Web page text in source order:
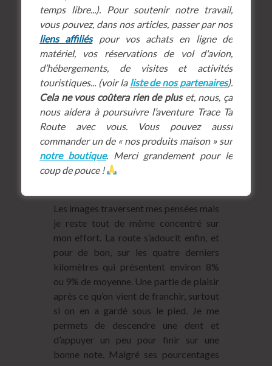
Les images traversent mes pensées mais
je reste tout de même concentré sur
mon effort. La route s’adoucit enfin, et
pour de bon, sur les quatre derniers
kilomètres qui présentent environ 8%
ou 9% de moyenne. Une partie de plaisir
après ce qu’on vient de franchir, surtout
si on en a gardé sous le pied. Je me
permets de descendre une dent et
d’appuyer un peu pour finir sur une
bonne note. Malgré ses pourcentages
temps libre...). Pour soutenir notre travail,
vous pouvez, dans nos articles, passer par nos
liens affiliéspour vos achats en ligne de
matériel, vos réservations de vol d'avion,
d’hébergements, de visites et activités
touristiques... (voir la liste de nos partenaires).
Cela ne vous coûtera rien de pluset, nous, ça
nous aidera à poursuivre l’aventure Trace Ta
Route avec vous. Vous pouvez aussi
commander un de « nos produits maison » sur
notre boutique. Merci grandement pour le
coup de pouce !